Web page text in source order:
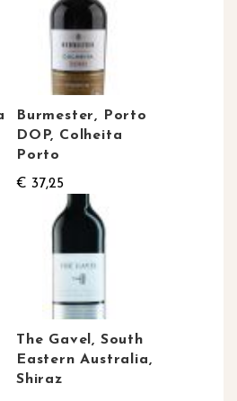
Burmester, Porto
DOP, Colheita
Porto
€ 37,25
The Gavel, South
Eastern Australia,
Shiraz